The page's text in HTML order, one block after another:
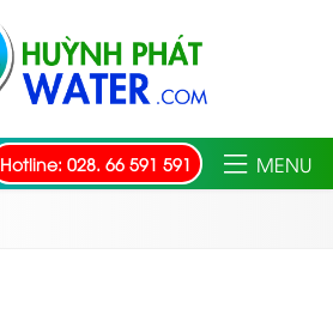
Hotline: 028. 66 591 591 MENU